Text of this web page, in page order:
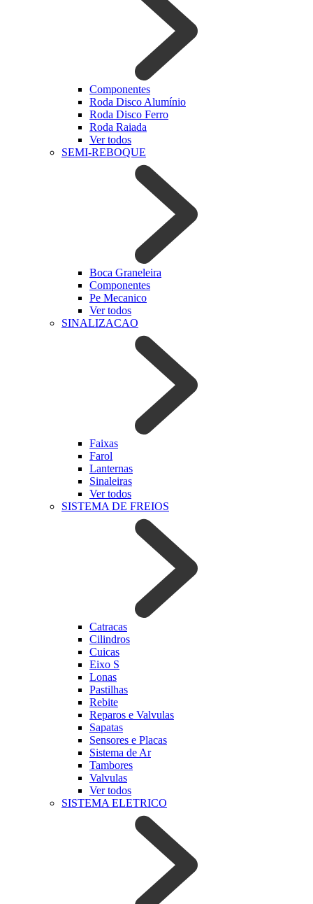
Componentes
Roda Disco Alumínio
Roda Disco Ferro
Roda Raiada
Ver todos
SEMI-REBOQUE
Boca Graneleira
Componentes
Pe Mecanico
Ver todos
SINALIZACAO
Faixas
Farol
Lanternas
Sinaleiras
Ver todos
SISTEMA DE FREIOS
Catracas
Cilindros
Cuicas
Eixo S
Lonas
Pastilhas
Rebite
Reparos e Valvulas
Sapatas
Sensores e Placas
Sistema de Ar
Tambores
Valvulas
Ver todos
SISTEMA ELETRICO